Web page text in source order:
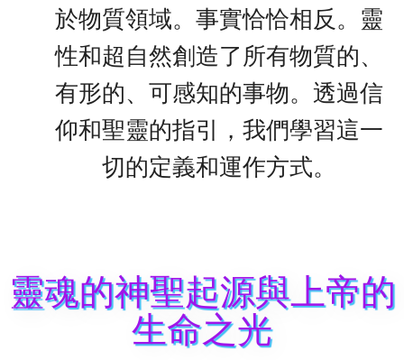
於物質領域。事實恰恰相反。靈
性和超自然創造了所有物質的、
有形的、可感知的事物。透過信
仰和聖靈的指引，我們學習這一
切的定義和運作方式。
靈魂的神聖起源與上帝的
生命之光